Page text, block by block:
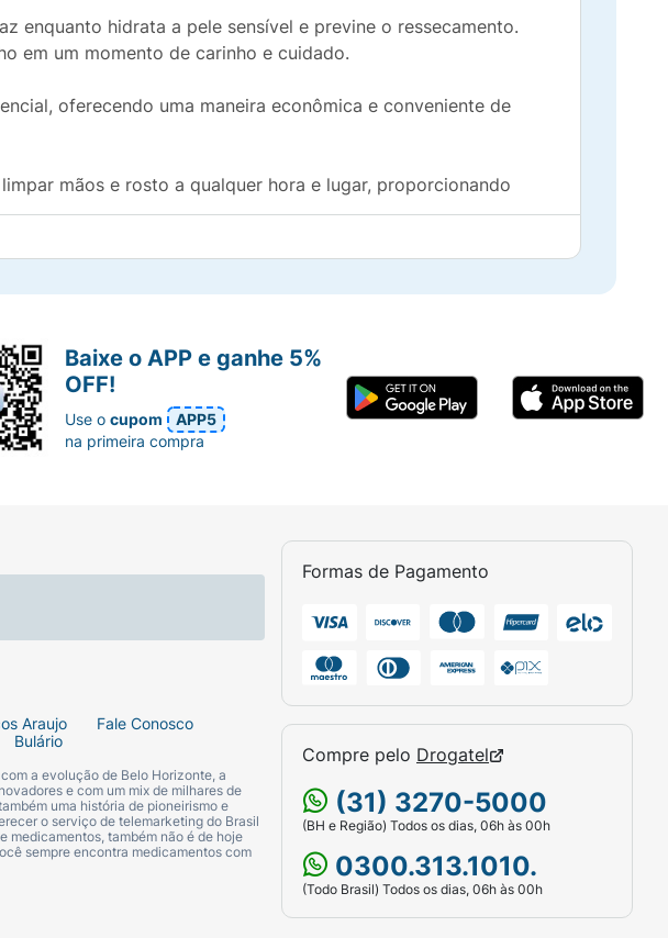
enquanto hidrata a pele sensível e previne o ressecamento.
em um momento de carinho e cuidado.
oferecendo uma maneira econômica e conveniente de
mãos e rosto a qualquer hora e lugar, proporcionando
conforto, porque cada momento é especial.
Araujo
Fale Conosco
Bulário
a evolução de Belo Horizonte, a
e com um mix de milhares de
uma história de pioneirismo e
o serviço de telemarketing do Brasil
medicamentos, também não é de hoje
sempre encontra medicamentos com
Formas de Pagamento
Compre pelo Drogatel
(31) 3270-5000
(BH e Região) Todos os dias, 06h às 00h
0300.313.1010.
(Todo Brasil) Todos os dias, 06h às 00h
Baixe o APP e ganhe 5%
OFF!
Use ocupom
APP5
na primeira compra